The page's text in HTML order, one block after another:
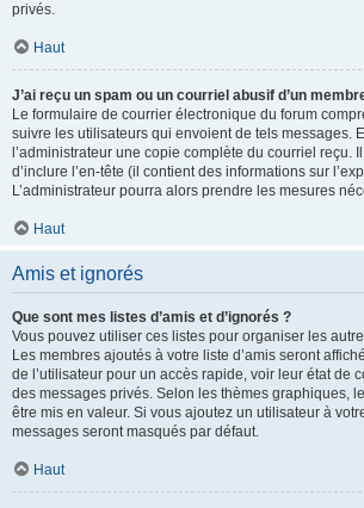
privés.
Haut
J’ai reçu un spam ou un courriel abusif d’un
Le formulaire de courrier électronique du forum
suivre les utilisateurs qui envoient de tels messages.
l’administrateur une copie complète du courriel reçu.
d’inclure l’en-tête (il contient des informations sur
L’administrateur pourra alors prendre les mesures
Haut
Amis et ignorés
Que sont mes listes d’amis et d’ignorés ?
Vous pouvez utiliser ces listes pour organiser les
Les membres ajoutés à votre liste d’amis seront
de l’utilisateur pour un accès rapide, voir leur état de
des messages privés. Selon les thèmes graphiques,
être mis en valeur. Si vous ajoutez un utilisateur à
messages seront masqués par défaut.
Haut